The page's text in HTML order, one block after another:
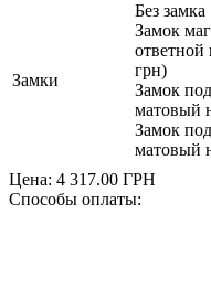
Замки
Без замка
Замок
ответной
грн)
Замок
матовый
Замок
матовый
Цена: 4 317.00 ГРН
Способы оплаты: